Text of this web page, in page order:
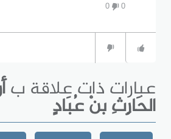
0
0
عبارات ذات علاقة ب
الحَارِثِ بنْ عُبَادٍ